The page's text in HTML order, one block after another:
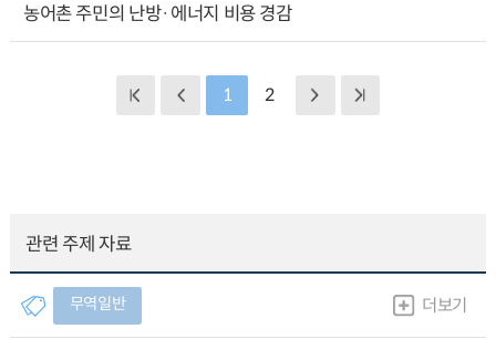
농어촌 주민의 난방·에너지 비용 경감
1 2
관련 주제 자료
무역일반 더보기